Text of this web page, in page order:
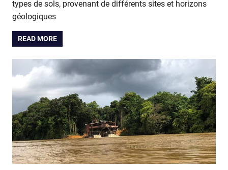
types de sols, provenant de différents sites et horizons
géologiques
READ MORE